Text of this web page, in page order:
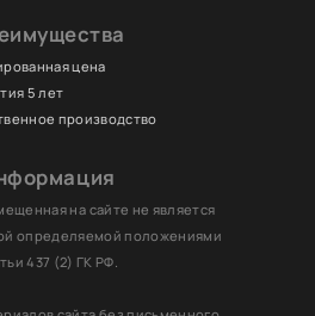
цена
5 лет
производство
на сайте не является
определяемой положениями
437 (2) ГК РФ.